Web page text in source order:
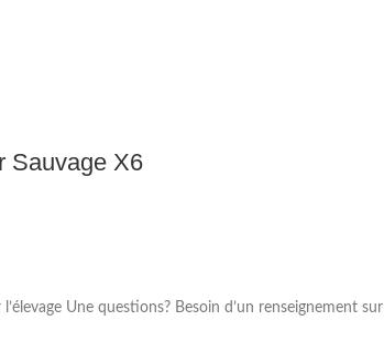
Sauvage X6
Une questions? Besoin d’un renseignement sur